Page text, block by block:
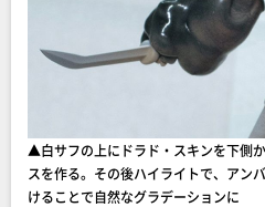
▲白サフの上にドラド・スキンを下側
スを作る。その後ハイライトで、アン
けることで自然なグラデーションに